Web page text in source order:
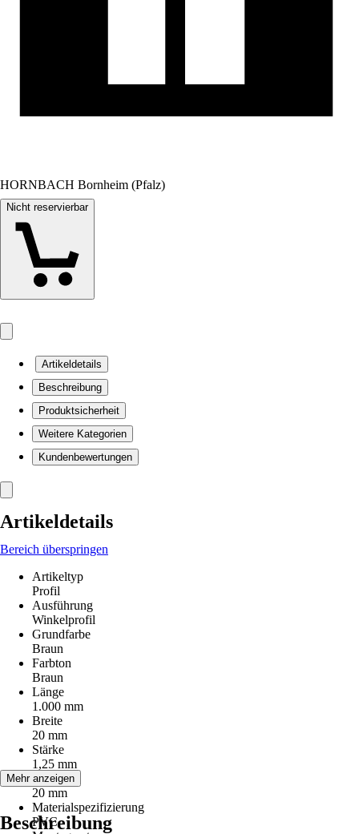
HORNBACH Bornheim (Pfalz)
Nicht reservierbar
Artikeldetails
Beschreibung
Produktsicherheit
Weitere Kategorien
Kundenbewertungen
Artikeldetails
Bereich überspringen
Artikeltyp
Profil
Ausführung
Winkelprofil
Grundfarbe
Braun
Farbton
Braun
Länge
1.000 mm
Breite
20 mm
Stärke
1,25 mm
Höhe
20 mm
Materialspezifizierung
PVC
Mehr anzeigen
Beschreibung